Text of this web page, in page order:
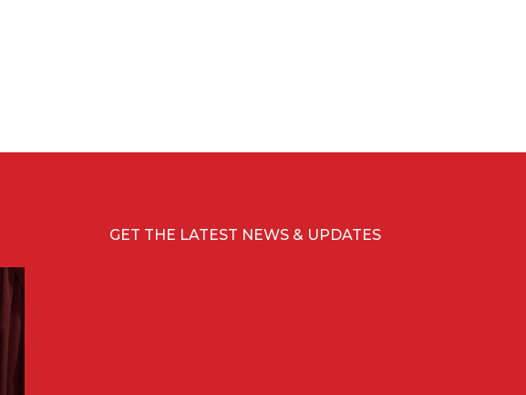
GET THE LATEST NEWS & UPDATES